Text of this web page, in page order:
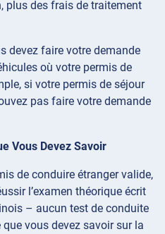
plus des frais de traitement
devez faire votre demande
où votre permis de
si votre permis de séjour
pas faire votre demande
Vous Devez Savoir
de conduire étranger valide,
l’examen théorique écrit
– aucun test de conduite
vous devez savoir sur la